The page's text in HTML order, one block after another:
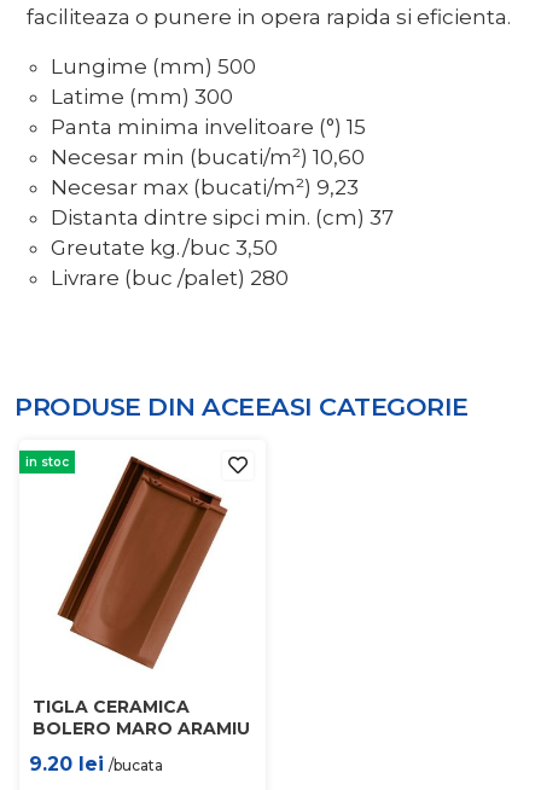
faciliteaza o punere in opera rapida si eficienta.
Lungime (mm) 500
Latime (mm) 300
Panta minima invelitoare (°) 15
Necesar min (bucati/m²) 10,60
Necesar max (bucati/m²) 9,23
Distanta dintre sipci min. (cm) 37
Greutate kg./buc 3,50
Livrare (buc /palet) 280
PRODUSE DIN ACEEASI CATEGORIE
in stoc
TIGLA CERAMICA
BOLERO MARO ARAMIU
9.20 lei /bucata